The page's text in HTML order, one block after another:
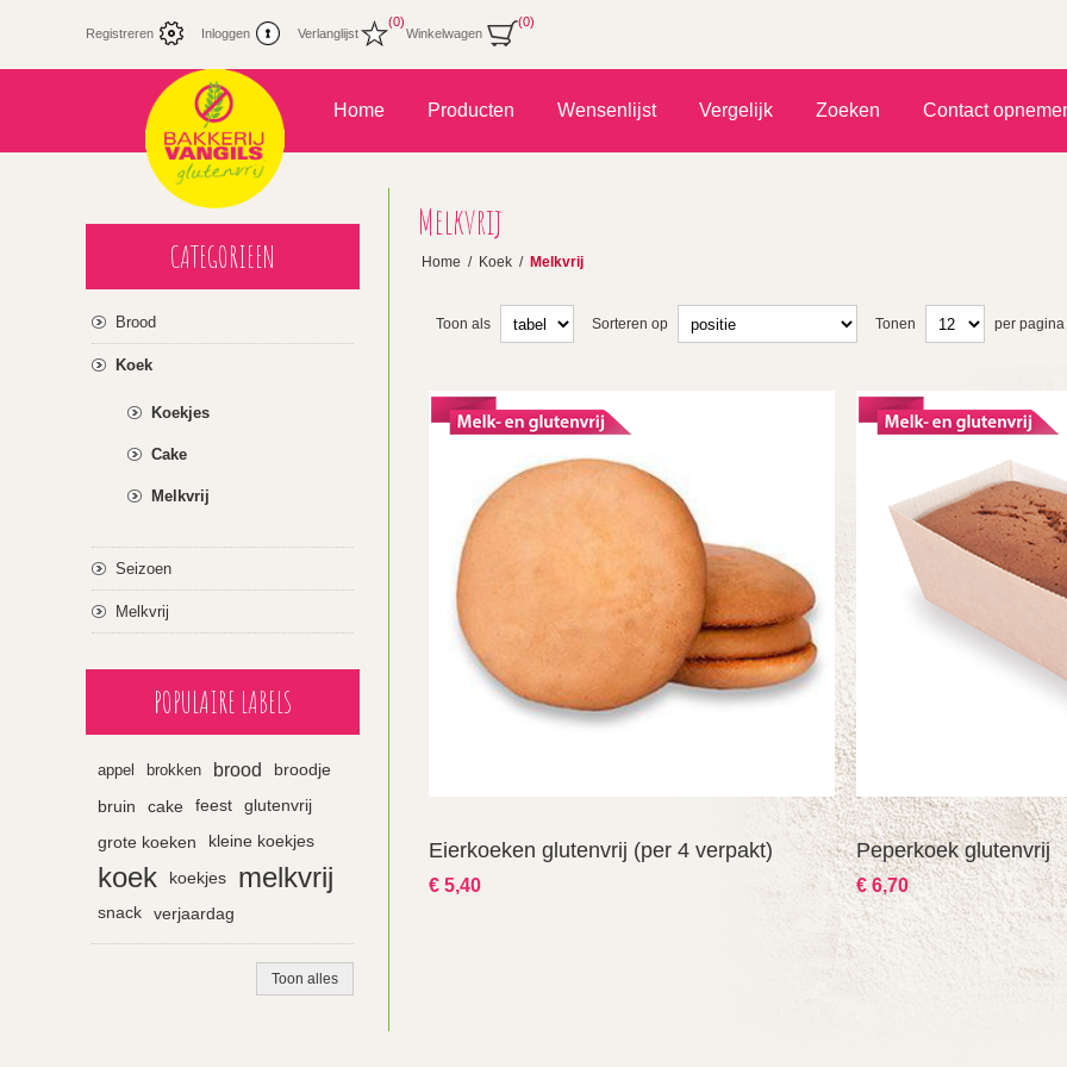
Registreren Inloggen Verlanglijst
(0)
Winkelwagen
(0)
Home Producten Wensenlijst Vergelijk Zoeken Contact
Melkvrij
Home / Koek / Melkvrij
Toon als Sorteren op Tonen per pagina
Eierkoeken glutenvrij (per 4 verpakt)
€ 5,40
Peperkoek glutenvrij
€ 6,70
CATEGORIEEN
Brood
Koek
Koekjes
Cake
Melkvrij
Seizoen
Melkvrij
POPULAIRE LABELS
appel brokken brood broodje
bruin cake feest glutenvrij
grote koeken kleine koekjes
koek koekjes melkvrij
snack verjaardag
Toon alles